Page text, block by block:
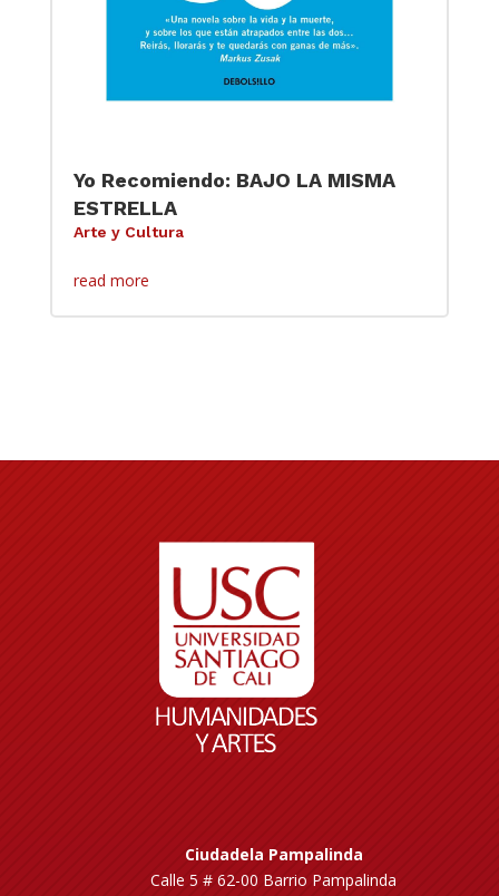
Yo Recomiendo: BAJO LA MISMA
ESTRELLA
Arte y Cultura
read more
Ciudadela Pampalinda
Calle 5 # 62-00 Barrio Pampalinda